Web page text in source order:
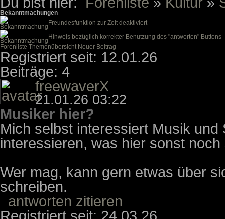
Bekanntmachungen
Freundesfunktion zur Zeit deaktiviert
Hinweis bezüglich korrekter Benutzung des "antworten" Buttons
Forenliste Themenübersicht Neuer Beitrag
Registriert seit: 12.01.26
Beiträge: 4
freewaverX
21.01.26 03:22
Musiker hier?
Mich selbst interessiert Musik
interessieren, was hier sonst
Wer mag, kann gern etwas über
schreiben.
antworten zitieren
Registriert seit: 24.03.26